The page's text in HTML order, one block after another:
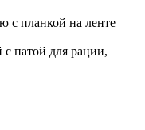
с планкой на ленте
патой для рации,